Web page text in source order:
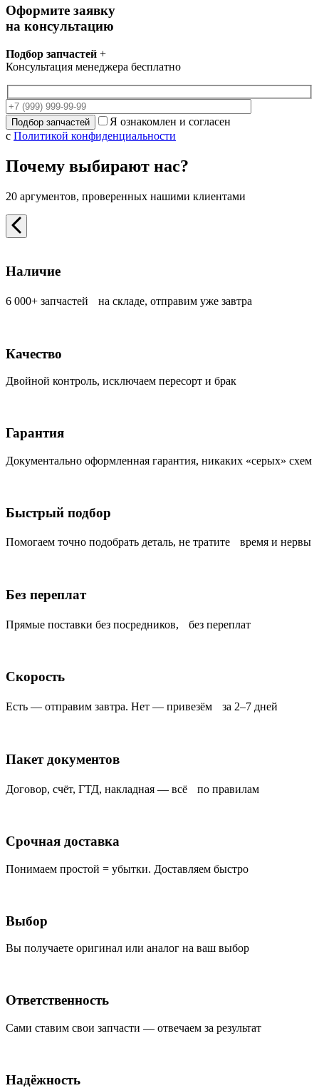
Оформите заявку
на консультацию
Подбор запчастей +
Консультация менеджера бесплатно
Я ознакомлен и согласен
с Политикой конфиденциальности
Почему выбирают нас?
20 аргументов, проверенных нашими клиентами
Наличие
6 000+ запчастей на складе, отправим уже завтра
Качество
Двойной контроль, исключаем пересорт и брак
Гарантия
Документально оформленная гарантия, никаких «серых» схем
Быстрый подбор
Помогаем точно подобрать деталь, не тратите время и нервы
Без переплат
Прямые поставки без посредников, без переплат
Скорость
Есть — отправим завтра. Нет — привезём за 2–7 дней
Пакет документов
Договор, счёт, ГТД, накладная — всё по правилам
Срочная доставка
Понимаем простой = убытки. Доставляем быстро
Выбор
Вы получаете оригинал или аналог на ваш выбор
Ответственность
Сами ставим свои запчасти — отвечаем за результат
Надёжность